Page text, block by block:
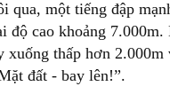
qua, một tiếng đập
độ cao khoảng
xuống thấp hơn 2.000m
đất - bay lên!”.